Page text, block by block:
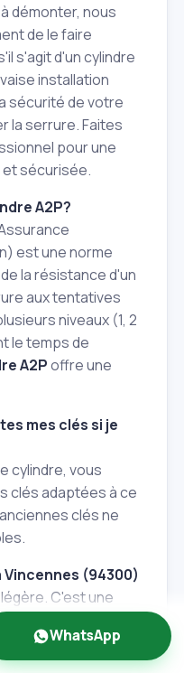
démonter, nous
de le faire
s'agit d'un cylindre
installation
sécurité de votre
la serrure. Faites
pour une
sécurisée.
A2P?
est une norme
la résistance d'un
aux tentatives
niveaux (1, 2
le temps de
A2Poffre une
mes clés si je
cylindre, vous
clés adaptées à ce
clés ne
Vincennes (94300)
C'est une
et vos proches.
notre
à votre service
WhatsApp